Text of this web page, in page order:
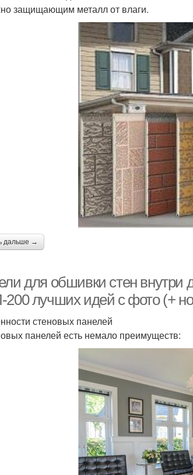
защищающим металл от влаги.
дальше →
для обшивки стен внутри
лучших идей с фото (+
стеновых панелей
панелей есть немало преимуществ: